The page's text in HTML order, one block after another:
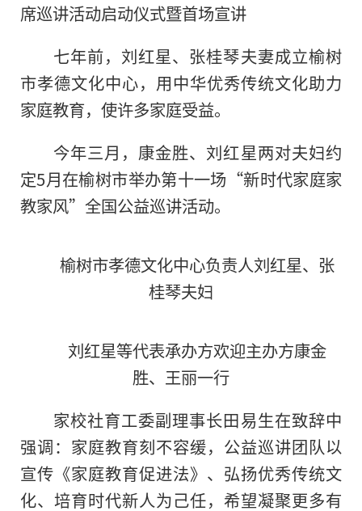
席巡讲活动启动仪式暨首场宣讲
七年前，刘红星、张桂琴夫妻成立榆树
市孝德文化中心，用中华优秀传统文化助力
家庭教育，使许多家庭受益。
今年三月，康金胜、刘红星两对夫妇约
定5月在榆树市举办第十一场“新时代家庭家
教家风”全国公益巡讲活动。
榆树市孝德文化中心负责人刘红星、张
桂琴夫妇
刘红星等代表承办方欢迎主办方康金
胜、王丽一行
家校社育工委副理事长田易生在致辞中
强调：家庭教育刻不容缓，公益巡讲团队以
宣传《家庭教育促进法》、弘扬优秀传统文
化、培育时代新人为己任，希望凝聚更多有